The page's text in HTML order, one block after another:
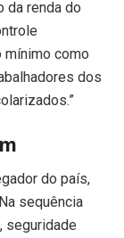
da renda do
mínimo como
dos
do país,
sequência
seguridade